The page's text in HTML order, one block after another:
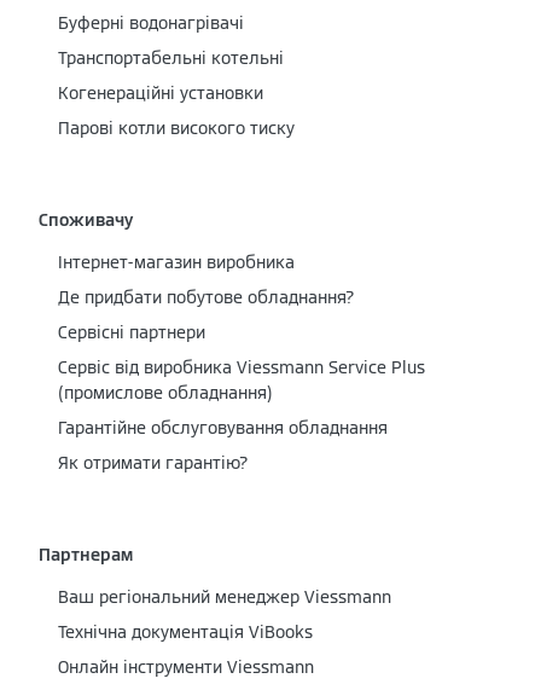
Буферні водонагрівачі
Транспортабельні котельні
Когенераційні установки
Парові котли високого тиску
Споживачу
Інтернет-магазин виробника
Де придбати побутове обладнання?
Сервісні партнери
Cервіс від виробника Viessmann Service Plus
(промислове обладнання)
Гарантійне обслуговування обладнання
Як отримати гарантію?
Партнерам
Ваш регіональний менеджер Viessmann
Технічна документація ViBooks
Онлайн інструменти Viessmann